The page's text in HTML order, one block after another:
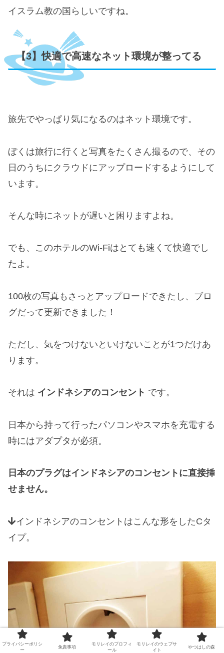
イスラム教の国らしいですね。
【3】快適で高速なネット環境が整ってる
旅先でやっぱり気になるのはネット環境です。
ぼくは旅行に行くと写真をたくさん撮るので、その
日のうちにクラウドにアップロードするようにして
います。
そんな時にネットが遅いと困りますよね。
でも、このホテルのWi-Fiはとても速くて快適でし
たよ。
100枚の写真もさっとアップロードできたし、ブロ
グだって更新できました！
ただし、気をつけないといけないことが1つだけあ
ります。
それは インドネシアのコンセント です。
日本から持って行ったパソコンやスマホを充電する
時にはアダプタが必須。
日本のプラグはインドネシアのコンセントに直接挿
せません。
インドネシアのコンセントはこんな形をしたCタ
イプ。
プライバシーポリシ
ー
免責事項
モリレイのプロフィ
ール
モリレイのウェブサ
イト
やつはしの森